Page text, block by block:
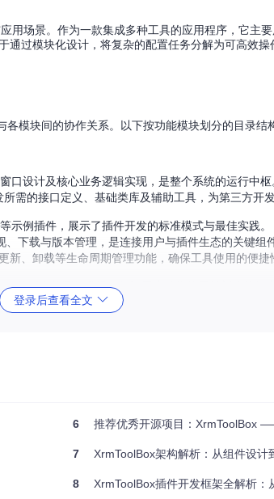
用场景。作为一款集成多种工具的应用程序，它主
过模块化设计，将复杂的配置任务分解为可高效操
模块间的协作关系。以下按功能模块划分的目录结
口设计及核心业务逻辑实现，是整个系统的运行中枢
需的接口定义、基础类库及辅助工具，为第三方开
示例插件，展示了插件开发的标准模式与最佳实践。
、下载与版本管理，是连接用户与插件生态的关键组件
新、卸载等生命周期管理功能，确保工具使用的便捷
身的版本检测与升级，保障用户始终使用最新功能与
第三方库与SDK，如Microsoft.Xrm.Sdk等，为开发提
登录后查看全文
6 推荐优秀开源项目：XrmToolBox —— 助力
7 XrmToolBox架构解析：从组件设计
8 XrmToolBox插件开发框架全解析：